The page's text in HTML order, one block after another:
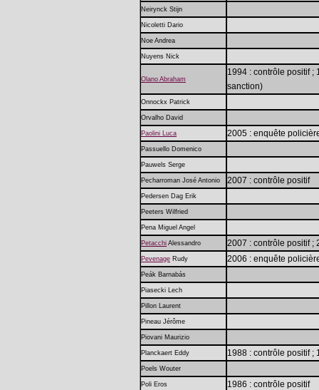
Neirynck Stijn
Nicoletti Dario
Noe Andrea
Nuyens Nick
Olano Abraham
1994 : contrôle positif ;
sanction)
Onnockx Patrick
Orvalho David
Paolini Luca 2005 : enquête
Passuello Domenico
Pauwels Serge
Pecharroman José Antonio 2007 : contrôle positif
Pedersen Dag Erik
Peeters Wilfried
Pena Miguel Angel
Petacchi Alessandro 2007 : contrôle positif ;
Pevenage Rudy 2006 : enquête
Peák Barnabás
Piasecki Lech
Pillon Laurent
Pineau Jérôme
Piovani Maurizio
Planckaert Eddy 1988 : contrôle positif ;
Poels Wouter
Poli Eros 1986 : contrôle positif